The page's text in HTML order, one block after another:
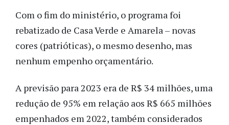
Com o fim do ministério, o programa foi
rebatizado de Casa Verde e Amarela – novas
cores (patrióticas), o mesmo desenho, mas
nenhum empenho orçamentário.
A previsão para 2023 era de R$ 34 milhões, uma
redução de 95% em relação aos R$ 665 milhões
empenhados em 2022, também considerados